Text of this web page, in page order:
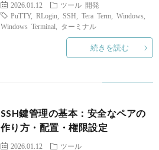
2026.01.12 ツール 開発
PuTTY, RLogin SSH Tera Term, Windows
Windows Terminal
ターミナル
続きを読む
SSH鍵管理の基本：安全なペアの
作り方・配置・権限設定
2026.01.12
ツール